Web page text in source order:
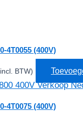
4T0055 (400V)
incl. BTW)
4T0075 (400V)